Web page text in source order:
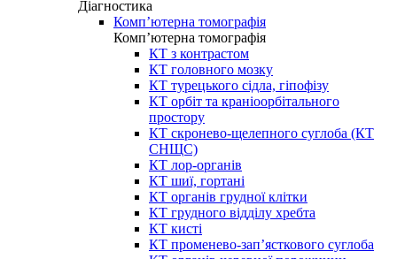
Діагностика
Комп’ютерна томографія
Комп’ютерна томографія
КТ з контрастом
КТ головного мозку
КТ турецького сідла, гіпофізу
КТ орбіт та краніоорбітального
простору
КТ скронево-щелепного суглоба (КТ
СНЩС)
КТ лор-органів
КТ шиї, гортані
КТ органів грудної клітки
КТ грудного відділу хребта
КТ кисті
КТ променево-зап’ясткового суглоба